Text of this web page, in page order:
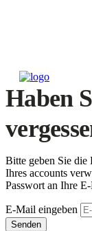
Haben
Bitte geben Sie die
Ihres accounts
Passwort an Ihre
E-Mail eingeben
Senden